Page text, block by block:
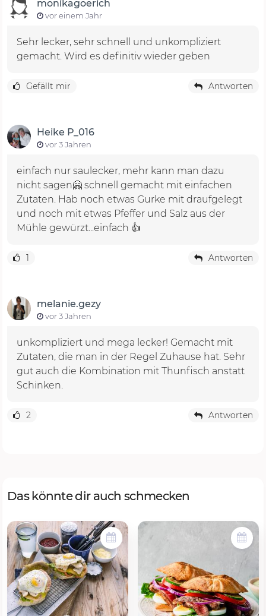
monikagoerich
vor einem Jahr
Sehr lecker, sehr schnell und unkompliziert
gemacht. Wird es definitiv wieder geben
Gefällt mir Antworten
Heike P_016
vor 3 Jahren
einfach nur saulecker, mehr kann man dazu
nicht sagen🤗 schnell gemacht mit einfachen
Zutaten. Hab noch etwas Gurke mit draufgelegt
und noch mit etwas Pfeffer und Salz aus der
Mühle gewürzt...einfach 👍
1 Antworten
melanie.gezy
vor 3 Jahren
unkompliziert und mega lecker! Gemacht mit
Zutaten, die man in der Regel Zuhause hat. Sehr
gut auch die Kombination mit Thunfisch anstatt
Schinken.
2 Antworten
Das könnte dir auch schmecken